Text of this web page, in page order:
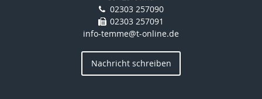
02303 257090
02303 257091
info-temme@t-online.de
Nachricht schreiben